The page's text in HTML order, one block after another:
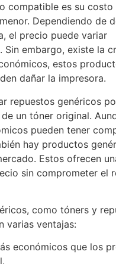
compatible es su costo
Dependiendo de
el precio puede variar
Sin embargo, existe la
estos
dañar la impresora.
repuestos genéricos
un tóner original.
pueden tener
hay productos
Estos ofrecen
sin comprometer el
como tóners y
varias ventajas:
económicos que los